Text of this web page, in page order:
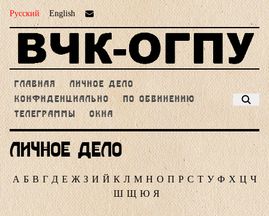
Русский English
ГЛАВНАЯ
ЛИЧНОЕ ДЕЛО
КОНФИДЕНЦИАЛЬНО
ПО ОБВИНЕНИЮ
ТЕЛЕГРАММЫ
ОКНА
Личное дело
А Б В Г Д Е Ж З И Й К Л М Н О П Р С Т У Ф Х Ц Ч
Ш Щ Ю Я